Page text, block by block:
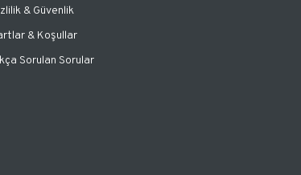
& Güvenlik
& Koşullar
Sorulan Sorular